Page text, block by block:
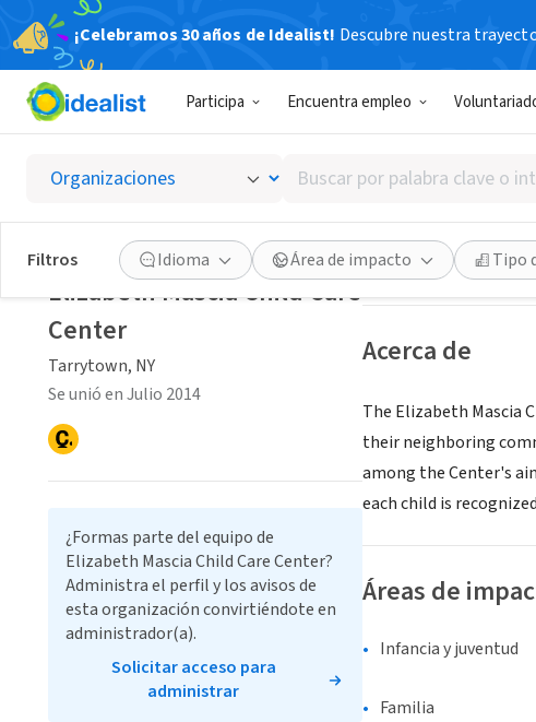
¡Celebramos 30 años de Idealist! Descubre nuestra
Participa Encuentra empleo
Buscar
por
palabra
clave
o
interés
Filtros Idioma Área de impacto Tipo
Elizabeth
Tarrytown, NY|
Guardar
Acerca de
The Elizabeth Mascia
their neighboring
among the Center's
each child is
Áreas de
Infancia y juventud
Familia
Elizabeth Mascia Child Care
Center
Tarrytown, NY
Se unió en Julio 2014
¿Formas parte del equipo de
Elizabeth Mascia Child Care Center?
Administra el perfil y los avisos de
esta organización convirtiéndote en
administrador(a).
Solicitar acceso para
administrar